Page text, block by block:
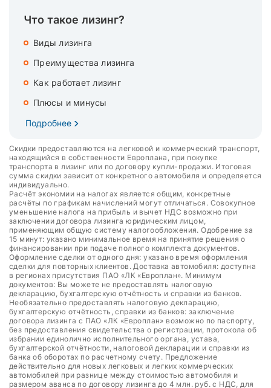
Что такое лизинг?
Виды лизинга
Преимущества лизинга
Как работает лизинг
Плюсы и минусы
Подробнее
Скидки предоставляются на легковой и коммерческий транспорт,
находящийся в собственности Европлана, при покупке
транспорта в лизинг или по договору купли-продажи. Итоговая
сумма скидки зависит от конкретного автомобиля и определяется
индивидуально.
Расчёт экономии на налогах является общим, конкретные
расчёты по графикам начислений могут отличаться. Совокупное
уменьшение налога на прибыль и вычет НДС возможно при
заключении договора лизинга юридическим лицом,
применяющим общую систему налогообложения. Одобрение за
15 минут: указано минимальное время на принятие решения о
финансировании при подаче полного комплекта документов.
Оформление сделки от одного дня: указано время оформления
сделки для повторных клиентов. Доставка автомобиля: доступна
в регионах присутствия ПАО «ЛК «Европлан». Минимум
документов: Вы можете не предоставлять налоговую
декларацию, бухгалтерскую отчётность и справки из банков.
Необязательно предоставлять налоговую декларацию,
бухгалтерскую отчётность, справки из банков: заключение
договора лизинга с ПАО «ЛК «Европлан» возможно по паспорту,
без предоставления свидетельства о регистрации, протокола об
избрании единолично исполнительного органа, устава,
бухгалтерской отчётности, налоговой декларации и справки из
банка об оборотах по расчетному счету. Предложение
действительно для новых легковых и легких коммерческих
автомобилей при разнице между стоимостью автомобиля и
размером аванса по договору лизинга до 4 млн. руб. с НДС, для